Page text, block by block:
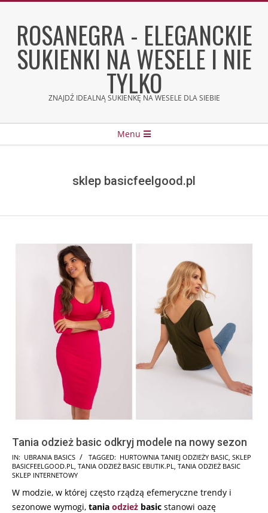
contentROSANEGRA - ELEGANCKIE
SUKIENKI NA WESELE I NIE
TYLKO
ZNAJDŹ IDEALNĄ SUKIENKĘ NA WESELE DLA SIEBIE
Menu
sklep basicfeelgood.pl
Tania odzież basic odkryj modele na nowy sezon
2025-
12-
IN: UBRANIA BASICS TAGGED: HURTOWNIA TANIEJ ODZIEŻY BASIC, SKLEP
BASICFEELGOOD.PL, TANIA ODZIEŻ BASIC EBUTIK.PL, TANIA ODZIEŻ BASIC
SKLEP INTERNETOWY
W modzie, w której często rządzą efemeryczne trendy i
sezonowe wymogi, tania odzież basic stanowi oazę